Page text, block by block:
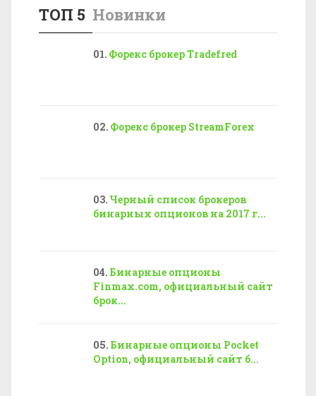
ТОП 5 Новинки
Форекс брокер Tradefred
Форекс брокер StreamForex
Черный список брокеров
бинарных опционов на 2017 г...
Бинарные опционы
Finmax.com, официальный сайт
брок...
Бинарные опционы Pocket
Option, официальный сайт б...